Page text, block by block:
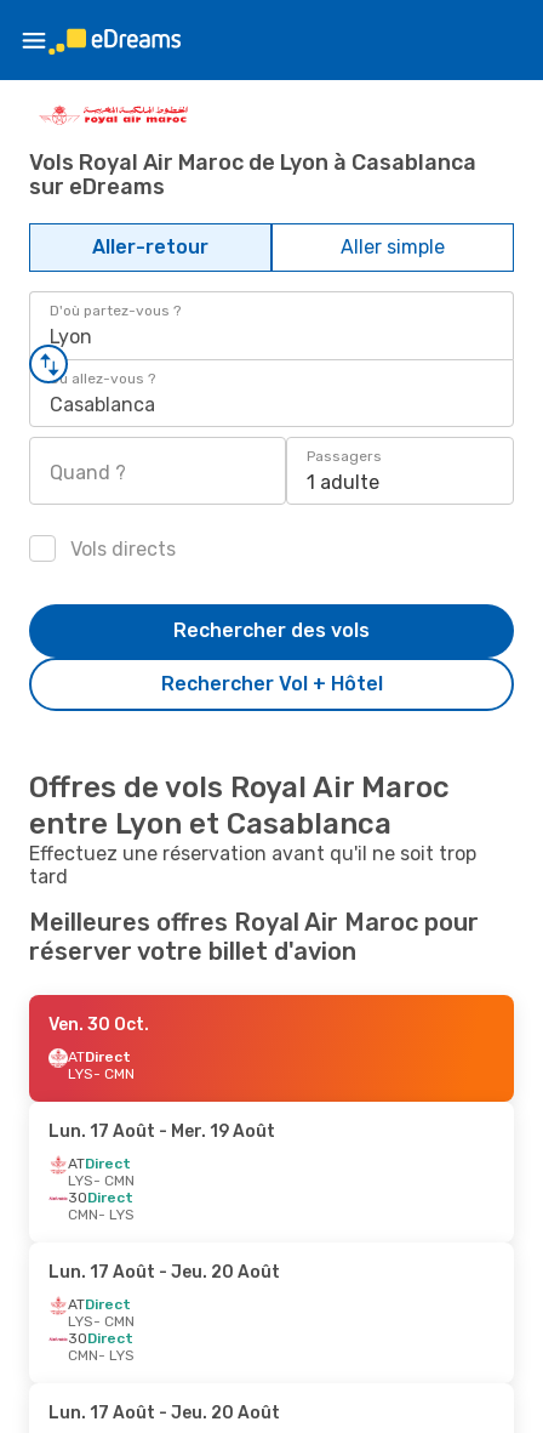
Vols Royal Air Maroc de Lyon à Casablanca
sur eDreams
Aller-retour Aller simple
D'où partez-vous ?
Lyon
Où allez-vous ?
Casablanca
Quand ?
Passagers
1 adulte
Vols directs
Rechercher Vol + Hôtel
Rechercher des vols
Offres de vols Royal Air Maroc
entre Lyon et Casablanca
Effectuez une réservation avant qu'il ne soit trop
tard
Meilleures offres Royal Air Maroc pour
réserver votre billet d'avion
Ven. 30 Oct.
ATDirect
LYS- CMN
Lun. 17 Août - Mer. 19 Août
ATDirect
LYS- CMN
3ODirect
CMN- LYS
Lun. 17 Août - Jeu. 20 Août
ATDirect
LYS- CMN
3ODirect
CMN- LYS
Lun. 17 Août - Jeu. 20 Août